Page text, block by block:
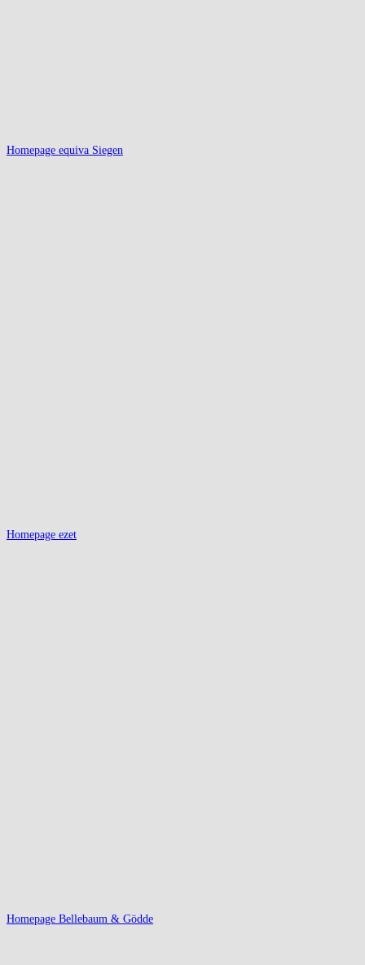
Homepage equiva Siegen
Homepage ezet
Homepage Bellebaum & Gödde